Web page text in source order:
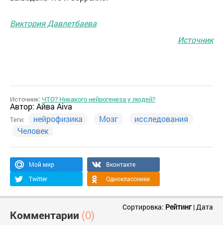
Виктория Давлетбаева
Источник
Источник: ЧТО? Никакого нейрогенеза у людей?
Автор: Айва Aiva
Теги: нейрофизика Мозг
исследования
Человек
Мой мир
Вконтакте
Twitter
Одноклассники
Комментарии (0)
Сортировка: Рейтинг|Дата